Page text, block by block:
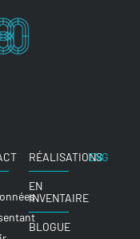
RÉALISATIONS
EN
INVENTAIRE
BLOGUE
ENG